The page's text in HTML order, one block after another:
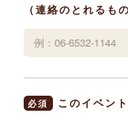
（連絡のとれるもの
必須 このイベン